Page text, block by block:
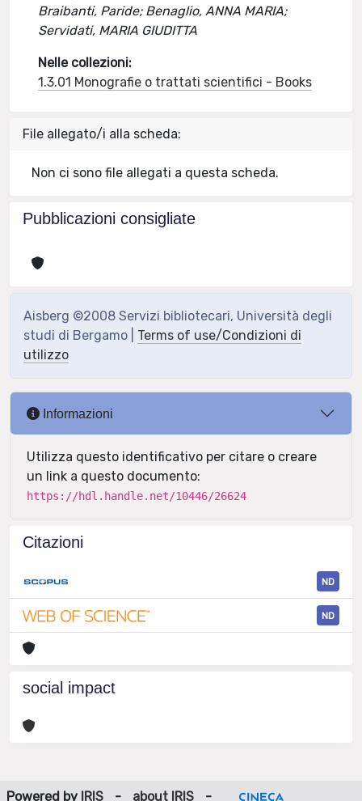
Braibanti, Paride; Benaglio, ANNA MARIA;
Servidati, MARIA GIUDITTA
Nelle collezioni:
1.3.01 Monografie o trattati scientifici - Books
File allegato/i alla scheda:
Non ci sono file allegati a questa scheda.
Pubblicazioni consigliate
Aisberg ©2008 Servizi bibliotecari, Università degli
studi di Bergamo | Terms of use/Condizioni di
utilizzo
Informazioni
Utilizza questo identificativo per citare o creare
un link a questo documento:
https://hdl.handle.net/10446/26624
Citazioni
ND
ND
social impact
Powered by IRIS - about IRIS -